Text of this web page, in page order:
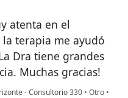
atenta en el
terapia me ayudó
Dra tiene grandes
Muchas gracias!
- Consultorio 330 • Otro •